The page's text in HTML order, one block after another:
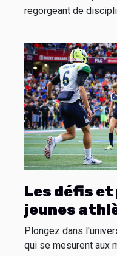
regorgeant de
Les défis
jeunes
Plongez dans
qui se mesurent aux